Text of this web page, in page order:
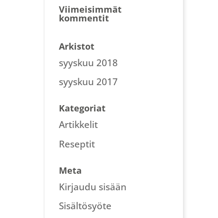
Viimeisimmät
kommentit
Arkistot
syyskuu 2018
syyskuu 2017
Kategoriat
Artikkelit
Reseptit
Meta
Kirjaudu sisään
Sisältösyöte